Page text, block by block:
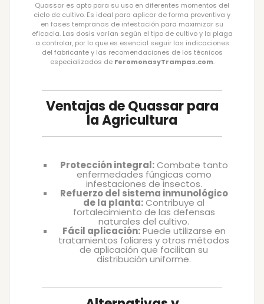
Quassar es apto para su uso en diferentes momentos del
ciclo de cultivo. Es ideal para aplicar de forma preventiva y
en fases tempranas de infestación para maximizar su
eficacia. Las dosis varían según el tipo de cultivo y la plaga
a controlar, por lo que es esencial seguir las indicaciones
del fabricante y las recomendaciones de los técnicos
especializados de FeromonasyTrampas.com.
Ventajas de Quassar para
la Agricultura
Protección integral:Combate tanto
enfermedades fúngicas como
infestaciones de insectos.
Refuerzo del sistema inmunológico
de la planta:Contribuye al
fortalecimiento de las defensas
naturales del cultivo.
Fácil aplicación:Puede utilizarse en
tratamientos foliares y otros métodos
de aplicación que facilitan su
distribución uniforme.